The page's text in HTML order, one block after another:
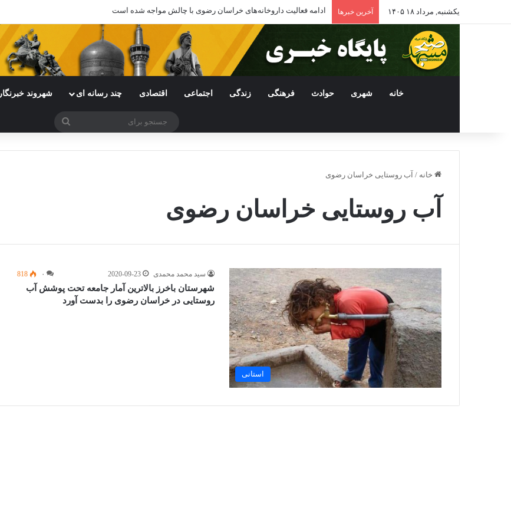
یکشنبه, مرداد ۱۸ ۱۴۰۵ آخرین خبرها ادامه فعالیت داروخانه‌های خراسان رضوی با چالش مواجه شده است
خانه شهری حوادث فرهنگی زندگی اجتماعی اقتصادی چند رسانه ای شهروند خبرنگار
جستجو
خانه / آب روستایی خراسان رضوی
آب روستایی خراسان رضوی
استانی
سید محمد محمدی 2020-09-23 ۰ 818
شهرستان باخرز بالاترین آمار جامعه تحت پوشش آب
روستایی در خراسان رضوی را بدست آورد